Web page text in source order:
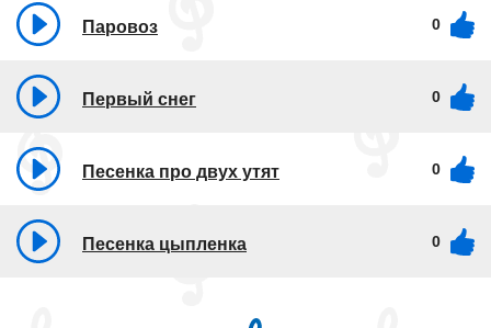
Паровоз 0
Первый снег 0
Песенка про двух утят 0
Песенка цыпленка 0